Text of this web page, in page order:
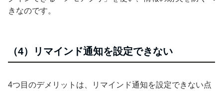
きなのです。
（4）リマインド通知を設定できない
4つ目のデメリットは、リマインド通知を設定できない点